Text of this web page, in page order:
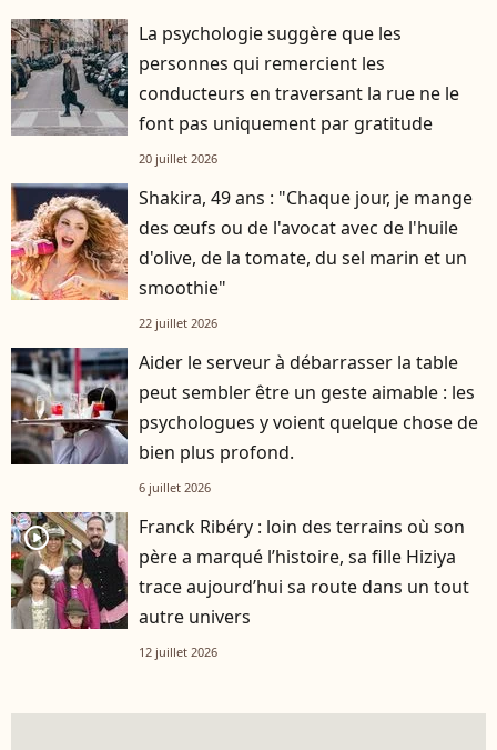
La psychologie suggère que les
personnes qui remercient les
conducteurs en traversant la rue ne le
font pas uniquement par gratitude
20 juillet 2026
Shakira, 49 ans : "Chaque jour, je mange
des œufs ou de l'avocat avec de l'huile
d'olive, de la tomate, du sel marin et un
smoothie"
22 juillet 2026
Aider le serveur à débarrasser la table
peut sembler être un geste aimable : les
psychologues y voient quelque chose de
bien plus profond.
6 juillet 2026
player2
Franck Ribéry : loin des terrains où son
père a marqué l’histoire, sa fille Hiziya
trace aujourd’hui sa route dans un tout
autre univers
12 juillet 2026